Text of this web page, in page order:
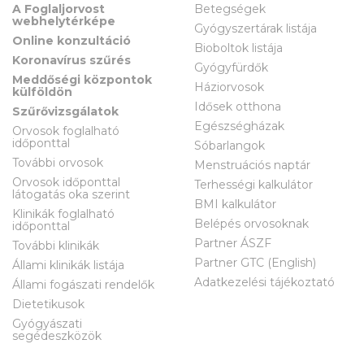
A Foglaljorvost
webhelytérképe
Online konzultáció
Koronavírus szűrés
Meddőségi központok
külföldön
Szűrővizsgálatok
Orvosok foglalható
időponttal
További orvosok
Orvosok időponttal
látogatás oka szerint
Klinikák foglalható
időponttal
További klinikák
Állami klinikák listája
Állami fogászati rendelők
Dietetikusok
Gyógyászati
segédeszközök
Betegségek
Gyógyszertárak listája
Bioboltok listája
Gyógyfürdők
Háziorvosok
Idősek otthona
Egészségházak
Sóbarlangok
Menstruációs naptár
Terhességi kalkulátor
BMI kalkulátor
Belépés orvosoknak
Partner ÁSZF
Partner GTC (English)
Adatkezelési tájékoztató